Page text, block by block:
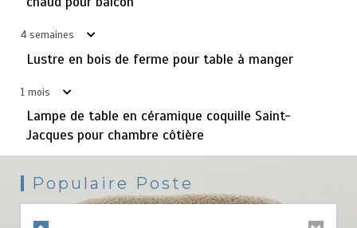
4 semaines
Lustre en bois de ferme pour table à manger
1 mois
Lampe de table en céramique coquille Saint-
Jacques pour chambre côtière
Populaire Poste
5 Lampe de sol en teck style mid-century pour la chambre